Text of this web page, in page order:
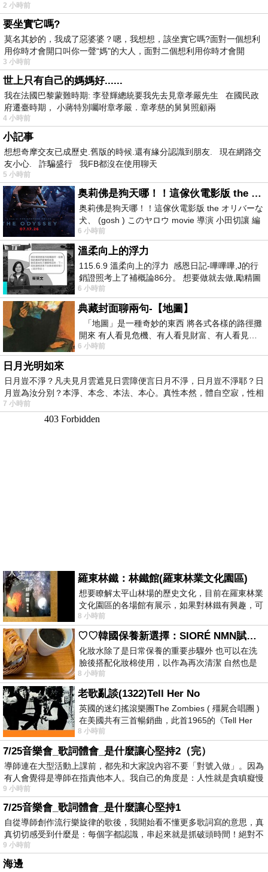
2 小時前
要坐實它嗎?
莫名其妙的，我成了惡婆婆？嗯，我想想，該坐實它嗎?面對一個想利
用你時才會開口叫你一聲“媽"的大人，面對二個想利用你時才會開
3 小時前
世上只有自己的媽媽好......
我在法國巴黎蒙難時期: 李登輝總統要我先去見章孝嚴先生 在國民政
府遷臺時期， 小蔣特別囑咐章孝嚴．章孝慈的舅舅照顧兩
4 小時前
小記事
想想奇摩交友已成歷史.舊版的時候.還有緣分認識到朋友. 現在網路交
友小心. 詐騙盛行 我FB都沒在使用聊天
5 小時前
奥莉佛是狗天哪！！這傢伙電影版 the オリバーな犬、 (gosh ) このヤロウ movie
奥莉佛是狗天哪！！這傢伙電影版 the オリバーな
犬、 (gosh ) このヤロウ movie 導演 小田切讓 編
劇: 小田切讓 主演: 小田切讓
6 小時前
溫柔向上的浮力
115.6.9 溫柔向上的浮力 感恩日記-嗶嗶嗶,J的行
銷證照考上了補概論86分。 想要做就去做,勵精圖
治大成功,也是表法,堅持和努力
6 小時前
典藏封面聊兩句-【地圖】
「地圖」是一種奇妙的東西 將各式各樣的路徑攤
開來 有人看見危機、有人看見財富、有人看見…
從中可以發掘出不同的
6 小時前
日月光明如來
日月豈不淨？凡夫見月雲遮見日雲障便言日月不淨，日月豈不淨耶？日
月豈為汝分別？本淨、本念、本法、本心。真性本然，體自空寂，性相
7 小時前
羅東林鐵：林鐵館(羅東林業文化園區)
想要瞭解太平山林場的歷史文化，目前在羅東林業
文化園區的各場館有展示，如果對林鐵有興趣，可
以到林鐵館。 這裡展示從山下
8 小時前
♡♡韓國保養新選擇：SIORÉ NMN賦活泡泡化妝水♡♡
化妝水除了是日常保養的重要步驟外 也可以在洗
臉後搭配化妝棉使用，以作為再次清潔 自然也是
我的保養必備品項 不過，我對於化妝
8 小時前
老歌亂談(1322)Tell Her No
英國的迷幻搖滾樂團The Zombies ( 殭屍合唱團 )
在美國共有三首暢銷曲，此首1965的《Tell Her
No》即為其中之一，在告示牌百大單曲
8 小時前
7/25音樂會_歌詞體會_是什麼讓心堅持2（完）
導師連在大型活動上課前，都先和大家說內容不要「對號入做」。因為
有人會覺得是導師在指責他本人。我自己的角度是：人性就是貪瞋癡慢
9 小時前
7/25音樂會_歌詞體會_是什麼讓心堅持1
自從導師創作流行樂旋律的歌後，我開始看不懂更多歌詞寫的意思，真
真切切感受到什麼是：每個字都認識，串起來就是抓破頭時間！絕對不
9 小時前
海邊